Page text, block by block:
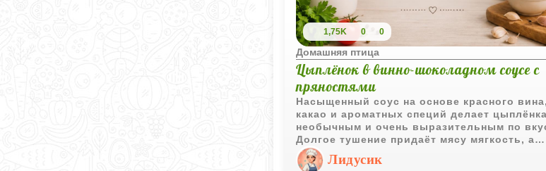
1,75K 0 0
Домашняя птица
Цыплёнок в винно-шоколадном соусе с
пряностями
Насыщенный соус на основе красного вина,
какао и ароматных специй делает цыплёнка
необычным и очень выразительным по
Долгое тушение придаёт мясу мягкость, а
пряности добавляют блюду глубокий и
согревающий аромат.
Лидусик